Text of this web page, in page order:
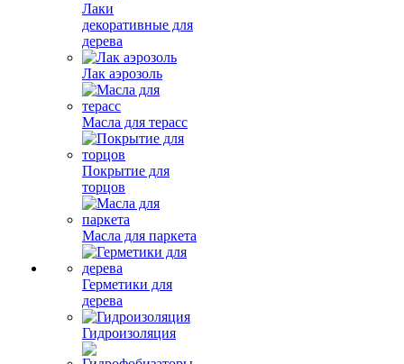
Лаки
декоративные для
дерева
Лак аэрозоль
Масла для терасс
Покрытие для
торцов
Масла для паркета
Герметики для
дерева
Гидроизоляция